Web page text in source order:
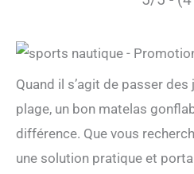
Quand il s’agit de passer
plage, un bon matelas
différence. Que vous
une solution pratique et